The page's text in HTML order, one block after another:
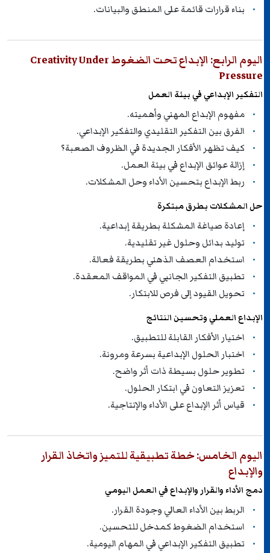
بناء قرارات قائمة على المنطق والبيانات.
اليوم الرابع: الإبداع تحت الضغوط Creativity Under
Pressure
التفكير الإبداعي في بيئة العمل
مفهوم الإبداع المهني وأهميته.
الفرق بين التفكير التقليدي والتفكير الإبداعي.
كيف تظهر الأفكار الجديدة في الظروف الصعبة؟
إزالة عوائق الإبداع في بيئة العمل.
ربط الإبداع بتحسين الأداء وحل المشكلات.
حل المشكلات بطرق مبتكرة
إعادة صياغة المشكلة بطريقة إبداعية.
توليد بدائل وحلول غير تقليدية.
استخدام العصف الذهني بطريقة فعالة.
تطبيق التفكير الجانبي في المواقف المعقدة.
تحويل القيود إلى فرص للابتكار.
الإبداع العملي وتحسين النتائج
اختيار الأفكار القابلة للتطبيق.
اختبار الحلول الإبداعية بسرعة ومرونة.
تطوير حلول بسيطة ذات أثر واضح.
تعزيز التعاون في ابتكار الحلول.
قياس أثر الإبداع على الأداء والإنتاجية.
اليوم الخامس: خطة تطبيقية للتميز واتخاذ القرار
والإبداع
دمج الأداء والقرار والإبداع في العمل اليومي
الربط بين الأداء العالي وجودة القرار.
استخدام الضغوط كمدخل للتحسين.
تطبيق التفكير الإبداعي في المهام اليومية.